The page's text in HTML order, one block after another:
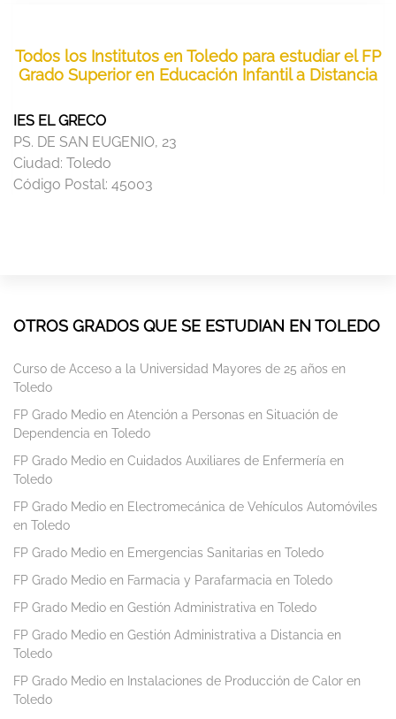
Todos los Institutos en Toledo para estudiar el FP
Grado Superior en Educación Infantil a Distancia
IES EL GRECO
PS. DE SAN EUGENIO, 23
Ciudad: Toledo
Código Postal: 45003
OTROS GRADOS QUE SE ESTUDIAN EN TOLEDO
Curso de Acceso a la Universidad Mayores de 25 años en
Toledo
FP Grado Medio en Atención a Personas en Situación de
Dependencia en Toledo
FP Grado Medio en Cuidados Auxiliares de Enfermería en
Toledo
FP Grado Medio en Electromecánica de Vehículos Automóviles
en Toledo
FP Grado Medio en Emergencias Sanitarias en Toledo
FP Grado Medio en Farmacia y Parafarmacia en Toledo
FP Grado Medio en Gestión Administrativa en Toledo
FP Grado Medio en Gestión Administrativa a Distancia en
Toledo
FP Grado Medio en Instalaciones de Producción de Calor en
Toledo